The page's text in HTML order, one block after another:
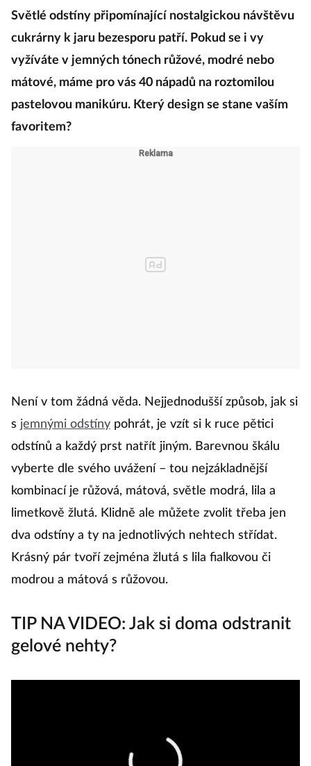
Světlé odstíny připomínající nostalgickou návštěvu
cukrárny k jaru bezesporu patří. Pokud se i vy
vyžíváte v jemných tónech růžové, modré nebo
mátové, máme pro vás 40 nápadů na roztomilou
pastelovou manikúru. Který design se stane vaším
favoritem?
Není v tom žádná věda. Nejjednodušší způsob, jak si
s jemnými odstíny pohrát, je vzít si k ruce pětici
odstínů a každý prst natřít jiným. Barevnou škálu
vyberte dle svého uvážení – tou nejzákladnější
kombinací je růžová, mátová, světle modrá, lila a
limetkově žlutá. Klidně ale můžete zvolit třeba jen
dva odstíny a ty na jednotlivých nehtech střídat.
Krásný pár tvoří zejména žlutá s lila fialkovou či
modrou a mátová s růžovou.
TIP NA VIDEO: Jak si doma odstranit
gelové nehty?